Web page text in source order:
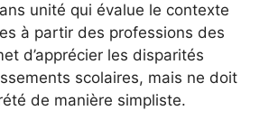
unité qui évalue le contexte
à partir des professions des
d’apprécier les disparités
scolaires, mais ne doit
de manière simpliste.